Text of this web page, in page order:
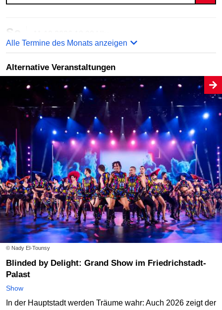
So
Die Überraschungsshow
Ben Blu´s Illusionstheater
Online bestellen
Alle Termine des Monats anzeigen
Alternative Veranstaltungen
© Nady El-Tounsy
Blinded by Delight: Grand Show im Friedrichstadt-
Palast
Show
In der Hauptstadt werden Träume wahr: Auch 2026 zeigt der